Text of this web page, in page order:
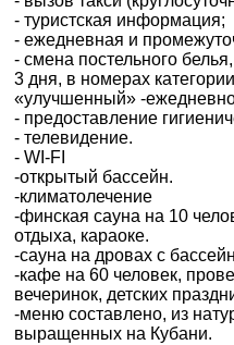
- туристская информация;
- ежедневная и
- смена постельного
3 дня, в номерах категории
«улучшенный» -
- предоставление
- телевидение.
- WI-FI
-открытый бассейн.
-климатолечение
-финская сауна на 10
отдыха, караоке.
-сауна на дровах с
-кафе на 60 человек,
вечеринок, детских
-меню составлено, из
выращенных на Кубани.